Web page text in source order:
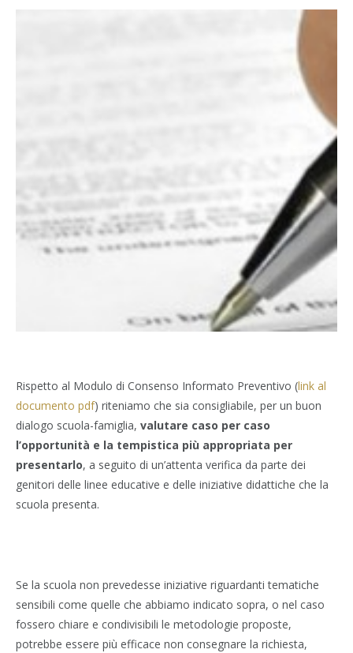
Rispetto al Modulo di Consenso Informato Preventivo (link al
documento pdf) riteniamo che sia consigliabile, per un buon
dialogo scuola-famiglia, valutare caso per caso
l’opportunità e la tempistica più appropriata per
presentarlo, a seguito di un’attenta verifica da parte dei
genitori delle linee educative e delle iniziative didattiche che la
scuola presenta.
Se la scuola non prevedesse iniziative riguardanti tematiche
sensibili come quelle che abbiamo indicato sopra, o nel caso
fossero chiare e condivisibili le metodologie proposte,
potrebbe essere più efficace non consegnare la richiesta,